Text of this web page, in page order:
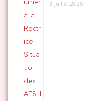
31 juillet 2026